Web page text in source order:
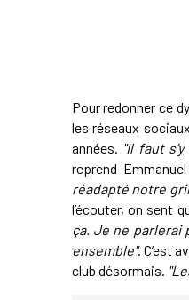
Pour redonner ce
les réseaux
années. "Il faut
reprend
réadapté notre
l’écouter, on sent
ça. Je ne parlerai
ensemble". C’est
club désormais.